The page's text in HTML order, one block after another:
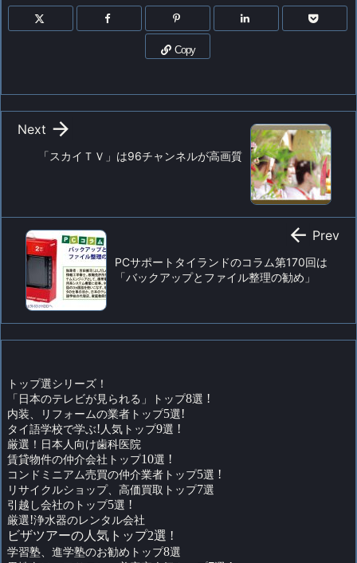
Copy
「スカイＴＶ」は96チャンネルが高画質

Next
PCサポートタイランドのコラム第170回は
「バックアップとファイル整理の勧め」
 Prev
トップ選シリーズ！
「日本のテレビが見られる」トップ8選 !
内装、リフォームの業者トップ5選!
タイ語学校で学ぶ! 人気トップ9選 !
厳選！日本人向け歯科医院
賃貸物件の仲介会社トップ10選 !
コンドミニアム売買の仲介業者トップ5選 !
リサイクルショップ、高価買取トップ7選
引越し会社のトップ5選 !
厳選!浄水器のレンタル会社
ビザツアーの人気トップ2選 !
学習塾、進学塾のお勧めトップ8選